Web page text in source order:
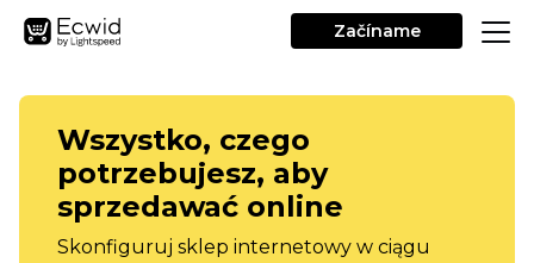
Začíname
Wszystko, czego
potrzebujesz, aby
sprzedawać online
Skonfiguruj sklep internetowy w ciągu